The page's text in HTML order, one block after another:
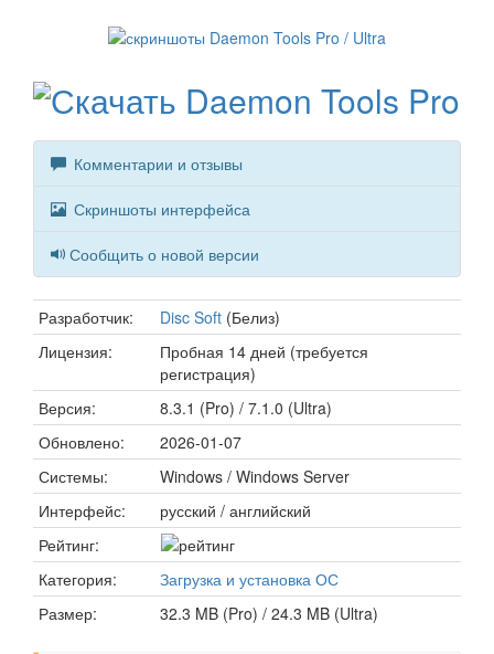
Комментарии и отзывы
Скриншоты интерфейса
Сообщить о новой версии
Разработчик: Disc Soft (Белиз)
Лицензия:
Пробная 14 дней (требуется
регистрация)
Версия:
8.3.1 (Pro) / 7.1.0 (Ultra)
Обновлено:
2026-01-07
Системы:
Windows / Windows Server
Интерфейс:
русский / английский
Рейтинг:
Категория:
Загрузка и установка ОС
Размер:
32.3 MB (Pro) / 24.3 MB (Ultra)